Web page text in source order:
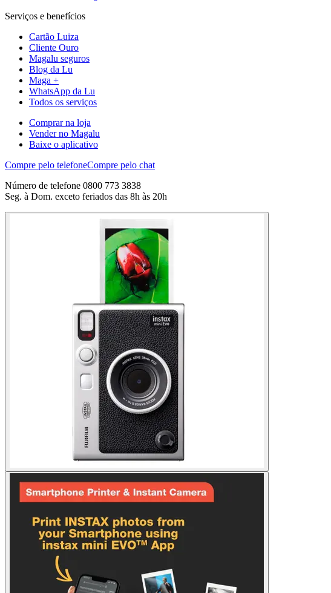
Serviços e benefícios
Cartão Luiza
Cliente Ouro
Magalu seguros
Blog da Lu
Maga +
WhatsApp da Lu
Todos os serviços
Comprar na loja
Vender no Magalu
Baixe o aplicativo
Compre pelo telefoneCompre pelo chat
Número de telefone 0800 773 3838
Seg. à Dom. exceto feriados das 8h às 20h